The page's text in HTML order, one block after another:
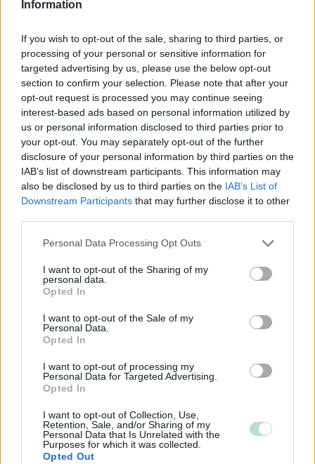
Information
If you wish to opt-out of the sale, sharing to third parties, or
processing of your personal or sensitive information for
targeted advertising by us, please use the below opt-out
section to confirm your selection. Please note that after your
opt-out request is processed you may continue seeing
interest-based ads based on personal information utilized by
us or personal information disclosed to third parties prior to
your opt-out. You may separately opt-out of the further
disclosure of your personal information by third parties on the
IAB’s list of downstream participants. This information may
also be disclosed by us to third parties on the IAB’s List of
Downstream Participants that may further disclose it to other
Please note that this website/app uses one or more Google
not limited to your visit or usage behaviour. You may click to
grant or deny consent to Google and its third-party tags to
use your data for below specified purposes in below Google
consent section.
Personal Data Processing Opt Outs
I want to opt-out of the Sharing of my
personal data.
Opted In
I want to opt-out of the Sale of my
Personal Data.
Opted In
I want to opt-out of processing my
Personal Data for Targeted Advertising.
Opted In
I want to opt-out of Collection, Use,
Retention, Sale, and/or Sharing of my
Personal Data that Is Unrelated with the
Purposes for which it was collected.
Opted Out
ja näin jokaisella asiakkaallamme on yrityksessämme
kokonaisuutena. Hinnoittelumme peruste on aina selkeä ja
kilpailukykyinen tuntiveloitus.
Toimimme asiakasyrityksillemme strategisena
kumppanina, jonka tärkein yksittäinen tehtävä on tuottaa
luotettavaa, helposti luettavaa ja ennustavaa graafista
taloushallintoraportointia asiakkaan liiketaloudellisten
päätösten perustaksi. Saat meiltä lisäksi vero-, laki- ja
neuvontapalveluita yrityksesi elinkaaren kaikkiin vaiheisiin.
All our accounting services and graphical financial reports
are also available in English.
www.taloussatama.fi/
Tilitoimiston erityisosaaminen
Palvelukielet
Suomi
Englanti
Yhtiökoko
Suuret
Keskikokoiset